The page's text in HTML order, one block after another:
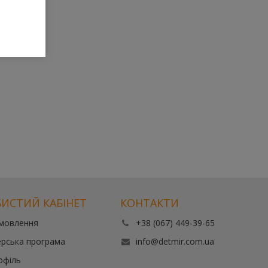
КАБІНЕТ
програма
КОНТАКТИ
+38 (067) 449-39-65
info@detmir.com.ua